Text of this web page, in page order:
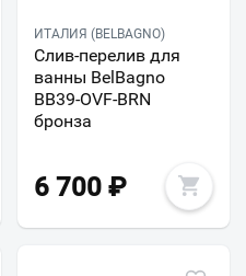
ИТАЛИЯ (BELBAGNO)
Слив-перелив для
ванны BelBagno
BB39-OVF-BRN
бронза
6 700 ₽